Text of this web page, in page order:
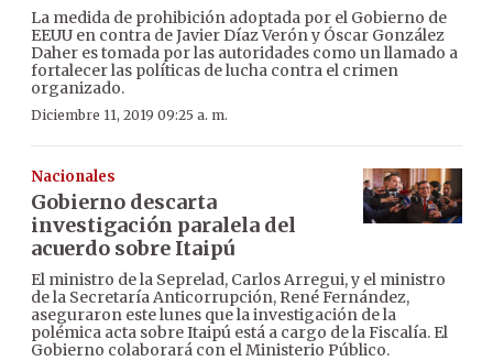
La medida de prohibición adoptada por el Gobierno de
EEUU en contra de Javier Díaz Verón y Óscar González
Daher es tomada por las autoridades como un llamado a
fortalecer las políticas de lucha contra el crimen
organizado.
Diciembre 11, 2019 09:25 a. m.
Nacionales
Gobierno descarta
investigación paralela del
acuerdo sobre Itaipú
El ministro de la Seprelad, Carlos Arregui, y el ministro
de la Secretaría Anticorrupción, René Fernández,
aseguraron este lunes que la investigación de la
polémica acta sobre Itaipú está a cargo de la Fiscalía. El
Gobierno colaborará con el Ministerio Público.